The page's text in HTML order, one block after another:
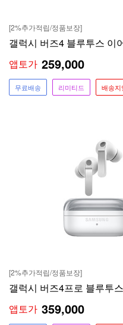
[2%추가적립/정품보장]
갤럭시 버즈4 블루투스 이
앱토가 259,000
무료배송 리미티드 배송지
[2%추가적립/정품보장]
갤럭시 버즈4프로 블루투
앱토가 359,000